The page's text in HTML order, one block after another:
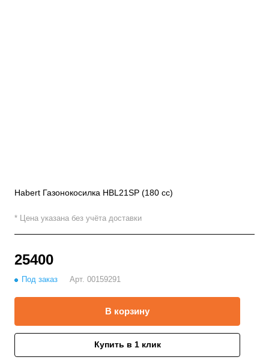
Habert Газонокосилка HBL21SP (180 cc)
* Цена указана без учёта доставки
25400
Под заказ Арт. 00159291
В корзину
Купить в 1 клик